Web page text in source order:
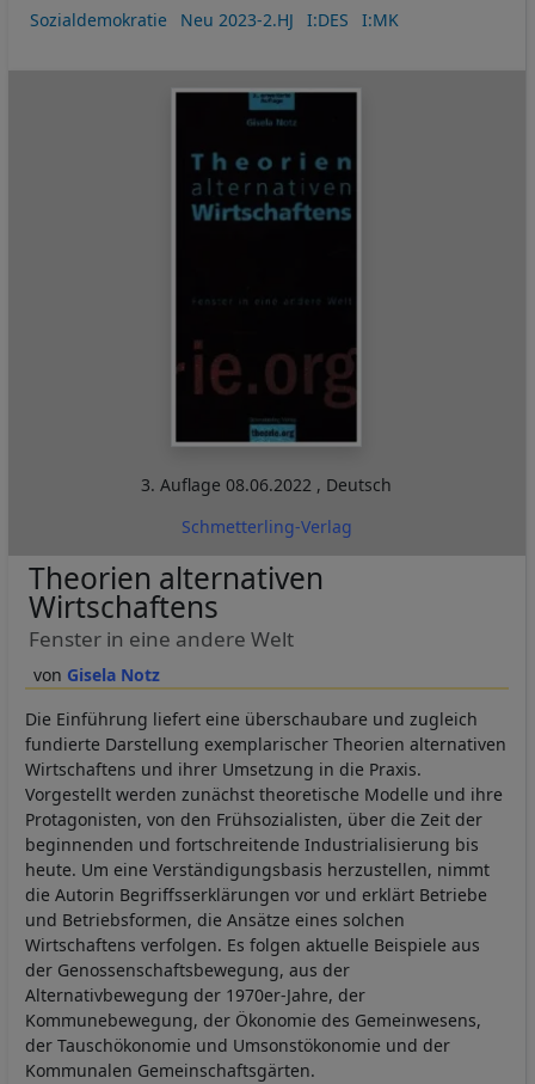
Sozialdemokratie
Neu 2023-2.HJ I:DES I:MK
3. Auflage08.06.2022 , Deutsch
Schmetterling-Verlag
Gisela Notz
Theorien alternativen
Wirtschaftens
Fenster in eine andere Welt
Die Einführung liefert eine überschaubare und zugleich
fundierte Darstellung exemplarischer Theorien alternativen
Wirtschaftens und ihrer Umsetzung in die Praxis.
Vorgestellt werden zunächst theoretische Modelle und ihre
Protagonisten, von den Frühsozialisten, über die Zeit der
beginnenden und fortschreitende Industrialisierung bis
heute. Um eine Verständigungsbasis herzustellen, nimmt
die Autorin Begriffsserklärungen vor und erklärt Betriebe
und Betriebsformen, die Ansätze eines solchen
Wirtschaftens verfolgen. Es folgen aktuelle Beispiele aus
der Genossenschaftsbewegung, aus der
Alternativbewegung der 1970er-Jahre, der
Kommunebewegung, der Ökonomie des Gemeinwesens,
der Tauschökonomie und Umsonstökonomie und der
Kommunalen Gemeinschaftsgärten.